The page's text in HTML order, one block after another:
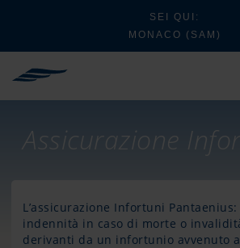
SEI QUI:
MONACO (SAM)
Assicurazione
L’assicurazione Infortuni
indennità in caso di morte o
derivanti da un infortunio avvenuto